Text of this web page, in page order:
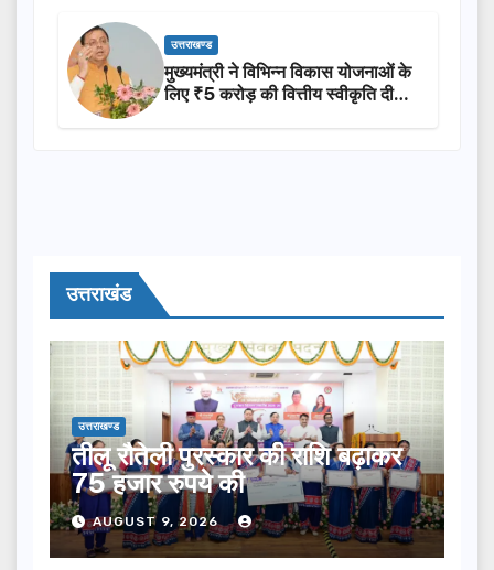
उत्तराखण्ड
मुख्यमंत्री ने विभिन्न विकास योजनाओं के
लिए ₹5 करोड़ की वित्तीय स्वीकृति दी…
उत्तराखंड
उत्तराखण्ड
तीलू रौतेली पुरस्कार की राशि बढ़ाकर
75 हजार रुपये की
AUGUST 9, 2026